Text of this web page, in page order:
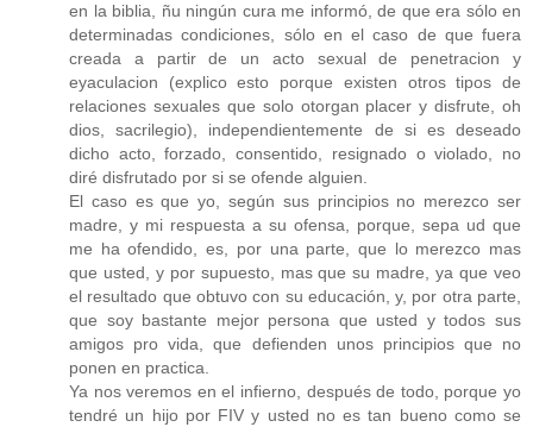
en la biblia, ñu ningún cura me informó, de que era sólo en
determinadas condiciones, sólo en el caso de que fuera
creada a partir de un acto sexual de penetracion y
eyaculacion (explico esto porque existen otros tipos de
relaciones sexuales que solo otorgan placer y disfrute, oh
dios, sacrilegio), independientemente de si es deseado
dicho acto, forzado, consentido, resignado o violado, no
diré disfrutado por si se ofende alguien.
El caso es que yo, según sus principios no merezco ser
madre, y mi respuesta a su ofensa, porque, sepa ud que
me ha ofendido, es, por una parte, que lo merezco mas
que usted, y por supuesto, mas que su madre, ya que veo
el resultado que obtuvo con su educación, y, por otra parte,
que soy bastante mejor persona que usted y todos sus
amigos pro vida, que defienden unos principios que no
ponen en practica.
Ya nos veremos en el infierno, después de todo, porque yo
tendré un hijo por FIV y usted no es tan bueno como se